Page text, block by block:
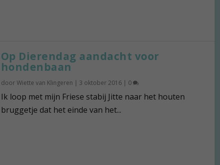
Op Dierendag aandacht voor
hondenbaan
doorWiette van Klingeren | 3 oktober 2016| 0
Ik loop met mijn Friese stabij Jitte naar het houten
bruggetje dat het einde van het...